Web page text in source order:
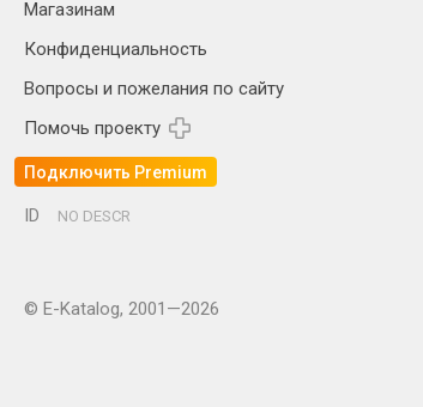
Магазинам
Конфиденциальность
Вопросы и пожелания по сайту
Помочь проекту
Подключить Premium
ID NO DESCR
© E-Katalog, 2001—2026